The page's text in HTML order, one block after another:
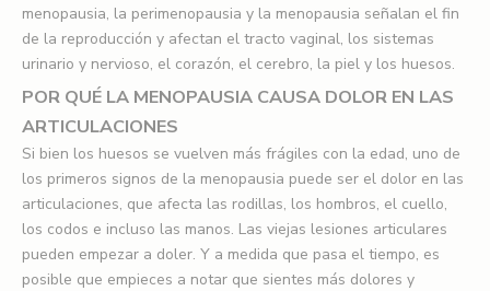
menopausia, la perimenopausia y la menopausia señalan el fin
de la reproducción y afectan el tracto vaginal, los sistemas
urinario y nervioso, el corazón, el cerebro, la piel y los huesos.
POR QUÉ LA MENOPAUSIA CAUSA DOLOR EN LAS
ARTICULACIONES
Si bien los huesos se vuelven más frágiles con la edad, uno de
los primeros signos de la menopausia puede ser el dolor en las
articulaciones, que afecta las rodillas, los hombros, el cuello,
los codos e incluso las manos. Las viejas lesiones articulares
pueden empezar a doler. Y a medida que pasa el tiempo, es
posible que empieces a notar que sientes más dolores y